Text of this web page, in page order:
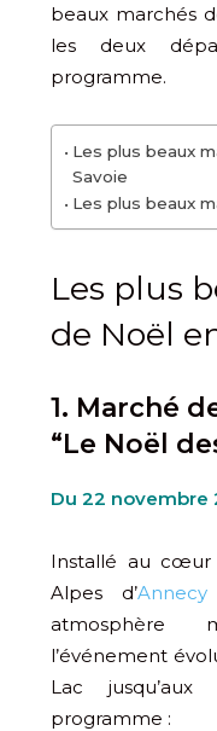
beaux marchés
les deux
programme.
Les plus beaux
Savoie
Les plus beaux
Les plus
de Noël
1. Marché
“Le Noël
Du 22 novembre
Installé au cœur
Alpes d’Annecy
atmosphère
l’événement
Lac
programme :